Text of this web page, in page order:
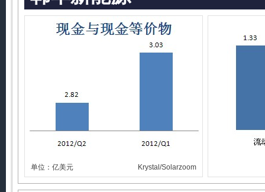
Krystal/Solarzoom
单位：亿美元